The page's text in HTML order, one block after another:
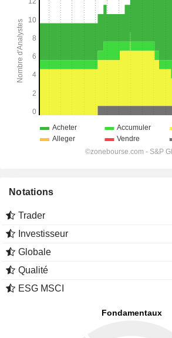
Notations
Trader
Investisseur
Globale
Qualité
ESG MSCI